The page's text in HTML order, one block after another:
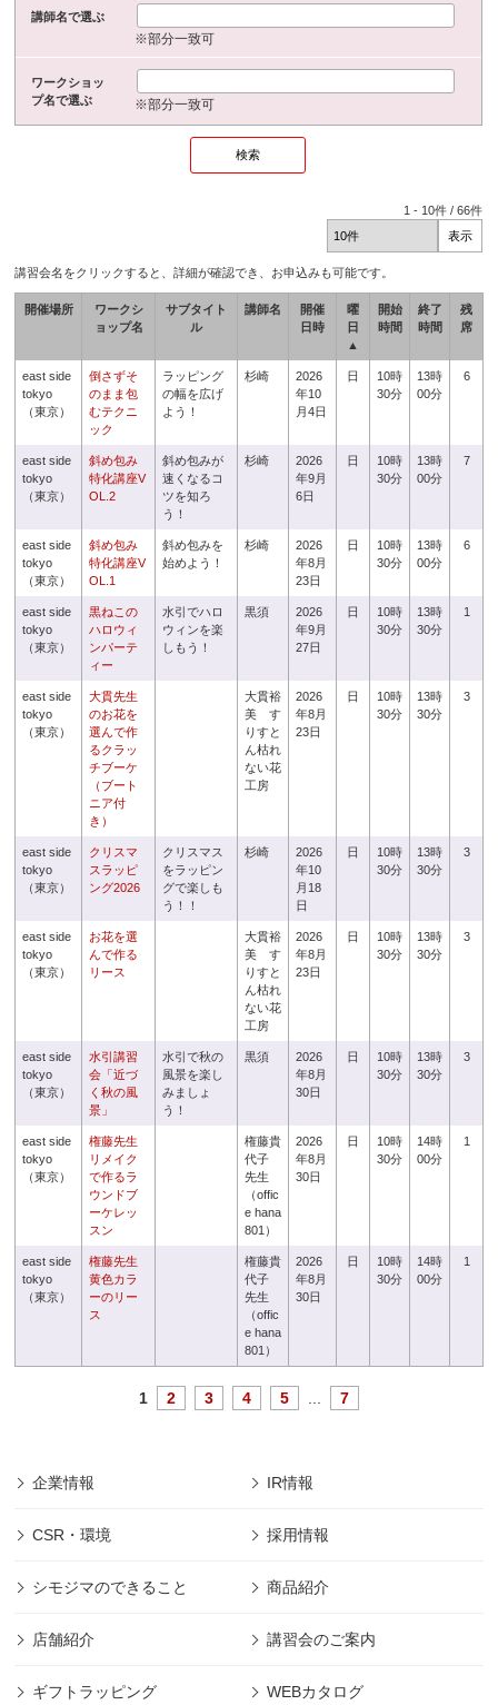
講師名で選ぶ
※部分一致可
ワークショッ
プ名で選ぶ
※部分一致可
1 - 10件 /66件
講習会名をクリックすると、詳細が確認でき、お申込みも可能です。
開催場所
ワークシ
ョップ名
サブタイト
ル
講師名
開催
日時
曜
日
▲
開始
時間
終了
時間
残
席
east side
tokyo
（東京）
倒さずそ
のまま包
むテクニ
ック
ラッピング
の幅を広げ
よう！
杉崎
2026
年10
月4日
日
10時
30分
13時
00分
6
east side
tokyo
（東京）
斜め包み
特化講座V
OL.2
斜め包みが
速くなるコ
ツを知ろ
う！
杉崎
2026
年9月
6日
日
10時
30分
13時
00分
7
east side
tokyo
（東京）
斜め包み
特化講座V
OL.1
斜め包みを
始めよう！
杉崎
2026
年8月
23日
日
10時
30分
13時
00分
6
east side
tokyo
（東京）
黒ねこの
ハロウィ
ンパーテ
ィー
水引でハロ
ウィンを楽
しもう！
黒須
2026
年9月
27日
日
10時
30分
13時
30分
1
east side
tokyo
（東京）
大貫先生
のお花を
選んで作
るクラッ
チブーケ
（ブート
ニア付
き）
大貫裕
美 す
りすと
ん枯れ
ない花
工房
2026
年8月
23日
日
10時
30分
13時
30分
3
east side
tokyo
（東京）
クリスマ
スラッピ
ング2026
クリスマス
をラッピン
グで楽しも
う！！
杉崎
2026
年10
月18
日
日
10時
30分
13時
30分
3
east side
tokyo
（東京）
お花を選
んで作る
リース
大貫裕
美 す
りすと
ん枯れ
ない花
工房
2026
年8月
23日
日
10時
30分
13時
30分
3
east side
tokyo
（東京）
水引講習
会「近づ
く秋の風
景」
水引で秋の
風景を楽し
みましょ
う！
黒須
2026
年8月
30日
日
10時
30分
13時
30分
3
east side
tokyo
（東京）
権藤先生
リメイク
で作るラ
ウンドブ
ーケレッ
スン
権藤貴
代子
先生
（offic
e hana
801）
2026
年8月
30日
日
10時
30分
14時
00分
1
east side
tokyo
（東京）
権藤先生
黄色カラ
ーのリー
ス
権藤貴
代子
先生
（offic
e hana
801）
2026
年8月
30日
日
10時
30分
14時
00分
1
1 2 3 4 5 7
企業情報 IR情報
CSR・環境 採用情報
シモジマのできること 商品紹介
店舗紹介 講習会のご案内
ギフトラッピング WEBカタログ